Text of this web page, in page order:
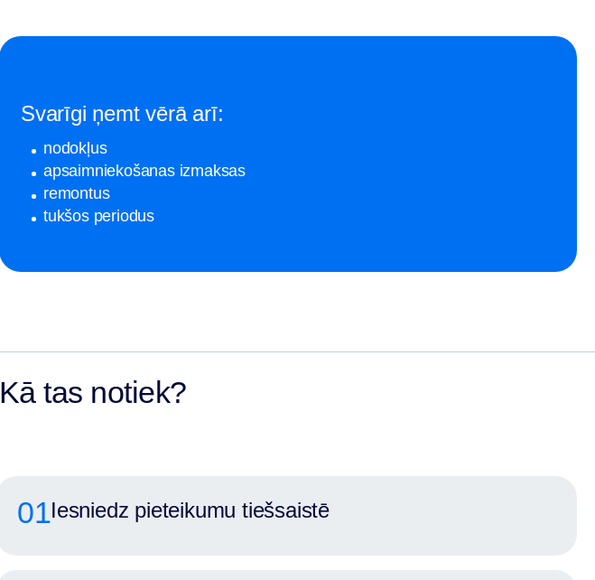
Svarīgi ņemt vērā arī:
nodokļus
apsaimniekošanas izmaksas
remontus
tukšos periodus
Kā tas notiek?
01Iesniedz pieteikumu tiešsaistē